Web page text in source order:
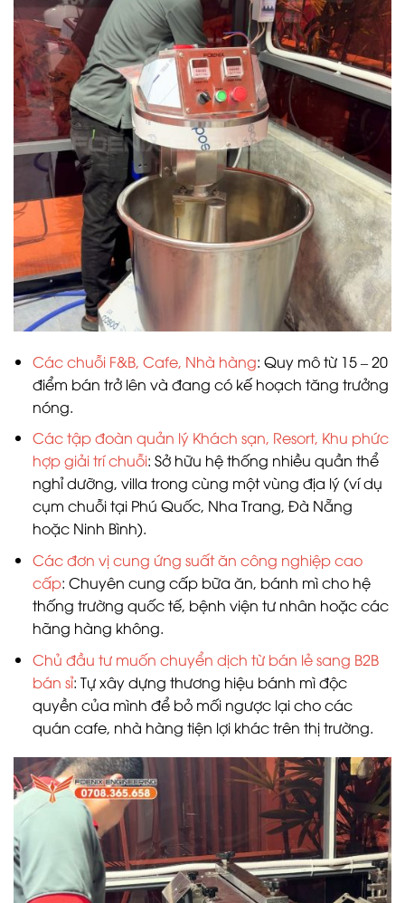
Các chuỗi F&B, Cafe, Nhà hàng: Quy mô từ 15 – 20
điểm bán trở lên và đang có kế hoạch tăng trưởng
nóng.
Các tập đoàn quản lý Khách sạn, Resort, Khu phức
hợp giải trí chuỗi: Sở hữu hệ thống nhiều quần thể
nghỉ dưỡng, villa trong cùng một vùng địa lý (ví dụ
cụm chuỗi tại Phú Quốc, Nha Trang, Đà Nẵng
hoặc Ninh Bình).
Các đơn vị cung ứng suất ăn công nghiệp cao
cấp: Chuyên cung cấp bữa ăn, bánh mì cho hệ
thống trường quốc tế, bệnh viện tư nhân hoặc các
hãng hàng không.
Chủ đầu tư muốn chuyển dịch từ bán lẻ sang B2B
bán sỉ: Tự xây dựng thương hiệu bánh mì độc
quyền của mình để bỏ mối ngược lại cho các
quán cafe, nhà hàng tiện lợi khác trên thị trường.